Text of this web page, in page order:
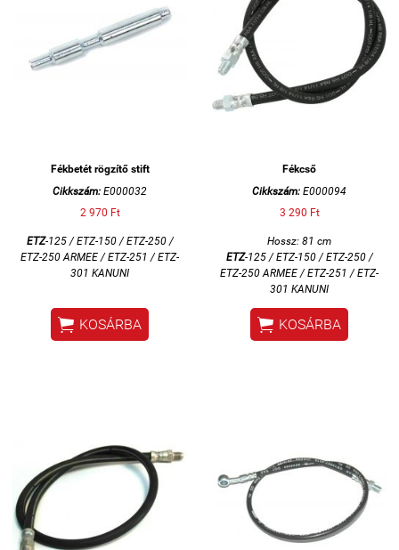
Fékbetét rögzítő stift
Cikkszám: E000032
2 970 Ft
ETZ-125 / ETZ-150 / ETZ-250 /
ETZ-250 ARMEE / ETZ-251 / ETZ-
301 KANUNI
 KOSÁRBA
Fékcső
Cikkszám: E000094
3 290 Ft
Hossz: 81 cm
ETZ-125 / ETZ-150 / ETZ-250 /
ETZ-250 ARMEE / ETZ-251 / ETZ-
301 KANUNI
 KOSÁRBA